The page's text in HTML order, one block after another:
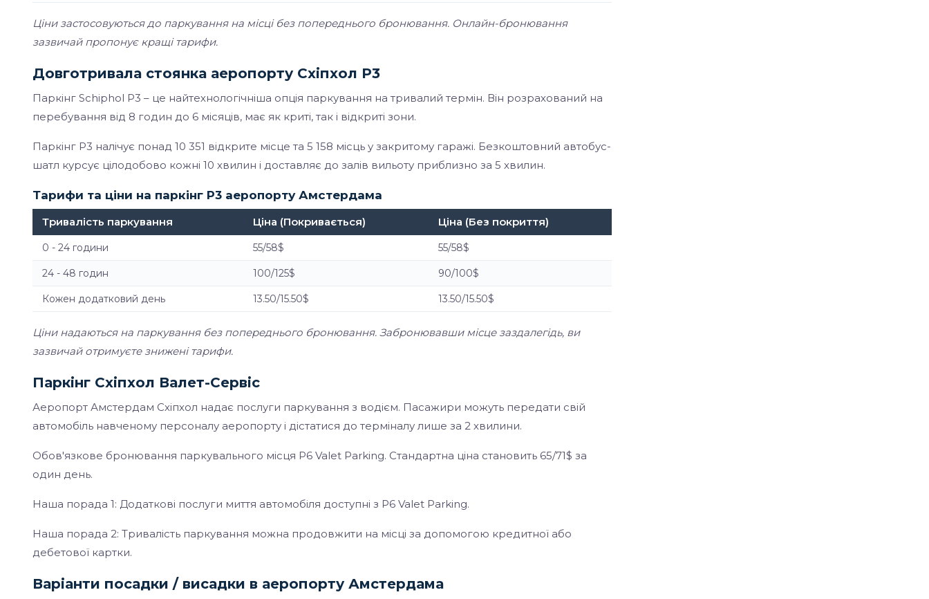
Ціни застосовуються до паркування на місці без попереднього бронювання. Онлайн-бронювання
зазвичай пропонує кращі тарифи.
Довготривала стоянка аеропорту Схіпхол P3
Паркінг Schiphol P3 – це найтехнологічніша опція паркування на тривалий термін. Він розрахований на
перебування від 8 годин до 6 місяців, має як криті, так і відкриті зони.
Паркінг P3 налічує понад 10 351 відкрите місце та 5 158 місць у закритому гаражі. Безкоштовний автобус-
шатл курсує цілодобово кожні 10 хвилин і доставляє до залів вильоту приблизно за 5 хвилин.
Тарифи та ціни на паркінг P3 аеропорту Амстердама
Тривалість паркування Ціна (Покривається) Ціна (Без покриття)
0 - 24 години 55/58$ 55/58$
24 - 48 годин 100/125$ 90/100$
Кожен додатковий день 13.50/15.50$ 13.50/15.50$
Ціни надаються на паркування без попереднього бронювання. Забронювавши місце заздалегідь, ви
зазвичай отримуєте знижені тарифи.
Паркінг Схіпхол Валет-Сервіс
Аеропорт Амстердам Схіпхол надає послуги паркування з водієм. Пасажири можуть передати свій
автомобіль навченому персоналу аеропорту і дістатися до терміналу лише за 2 хвилини.
Обов'язкове бронювання паркувального місця P6 Valet Parking. Стандартна ціна становить 65/71$ за
один день.
Наша порада 1: Додаткові послуги миття автомобіля доступні з P6 Valet Parking.
Наша порада 2: Тривалість паркування можна продовжити на місці за допомогою кредитної або
дебетової картки.
Варіанти посадки / висадки в аеропорту Амстердама